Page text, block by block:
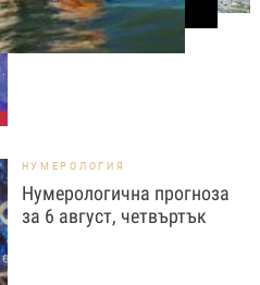
НУМЕРОЛОГИЯ
Нумерологична прогноза
за 6 август, четвъртък